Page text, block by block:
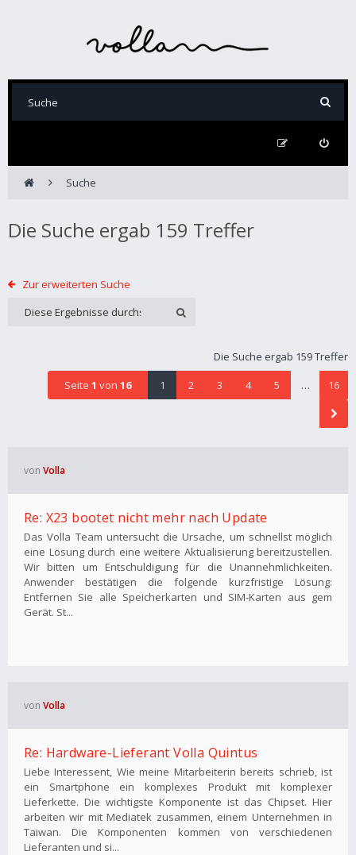
Suche
Die Suche ergab 159 Treffer
Zur erweiterten Suche
Die Suche ergab 159 Treffer
Seite 1 von 16 1 2 3 4 5 … 16
von Volla
Re: X23 bootet nicht mehr nach Update
Das Volla Team untersucht die Ursache, um schnellst möglich
eine Lösung durch eine weitere Aktualisierung bereitzustellen.
Wir bitten um Entschuldigung für die Unannehmlichkeiten.
Anwender bestätigen die folgende kurzfristige Lösung:
Entfernen Sie alle Speicherkarten und SIM-Karten aus gem
Gerät. St...
von Volla
Re: Hardware-Lieferant Volla Quintus
Liebe Interessent, Wie meine Mitarbeiterin bereits schrieb, ist
ein Smartphone ein komplexes Produkt mit komplexer
Lieferkette. Die wichtigste Komponente ist das Chipset. Hier
arbeiten wir mit Mediatek zusammen, einem Unternehmen in
Taiwan. Die Komponenten kommen von verschiedenen
Lieferanten und si...